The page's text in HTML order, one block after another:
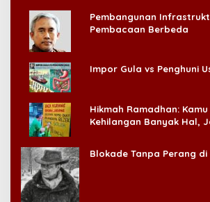
Pembangunan
Pembacaan Berbeda
Impor Gula vs Penghuni
Hikmah Ramadhan: Kamu
Kehilangan Banyak Hal,
Blokade Tanpa Perang